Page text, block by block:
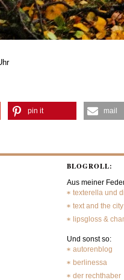
pin it mail
BLOGROLL:
Aus meiner
texterella und
text and the city
lipsgloss &
Und sonst so:
autorenblog
berlinessa
der rechthaber